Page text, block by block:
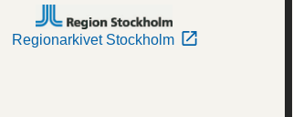
Regionarkivet Stockholm